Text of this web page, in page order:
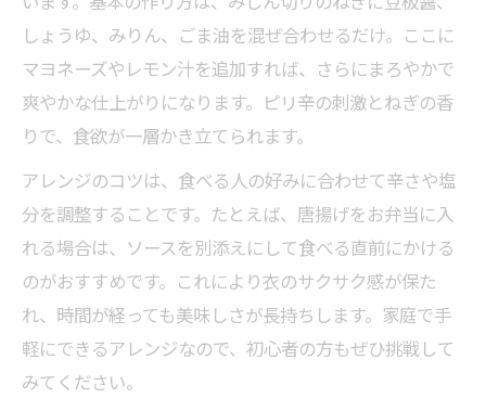
しょうゆ、みりん、ごま油を混ぜ合わせるだけ。ここに
マヨネーズやレモン汁を追加すれば、さらにまろやかで
爽やかな仕上がりになります。ピリ辛の刺激とねぎの香
りで、食欲が一層かき立てられます。
アレンジのコツは、食べる人の好みに合わせて辛さや塩
分を調整することです。たとえば、唐揚げをお弁当に入
れる場合は、ソースを別添えにして食べる直前にかける
のがおすすめです。これにより衣のサクサク感が保た
れ、時間が経っても美味しさが長持ちします。家庭で手
軽にできるアレンジなので、初心者の方もぜひ挑戦して
みてください。